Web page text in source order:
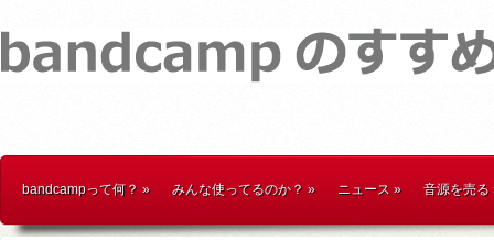
bandcampって何？ » みんな使ってるのか？ » ニュース » 音源を売る